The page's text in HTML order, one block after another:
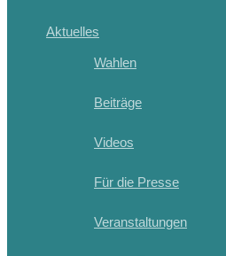
Aktuelles
Wahlen
Beiträge
Videos
Für die Presse
Veranstaltungen